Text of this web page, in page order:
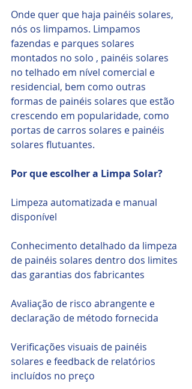
Onde quer que haja painéis solares,
nós os limpamos. Limpamos
fazendas e parques solares
montados no solo , painéis solares
no telhado em nível comercial e
residencial, bem como outras
formas de painéis solares que estão
crescendo em popularidade, como
portas de carros solares e painéis
solares flutuantes.
Por que escolher a Limpa Solar?
Limpeza automatizada e manual
disponível
Conhecimento detalhado da limpeza
de painéis solares dentro dos limites
das garantias dos fabricantes
Avaliação de risco abrangente e
declaração de método fornecida
Verificações visuais de painéis
solares e feedback de relatórios
incluídos no preço